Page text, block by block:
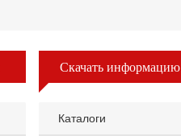
Скачать информацию
Каталоги